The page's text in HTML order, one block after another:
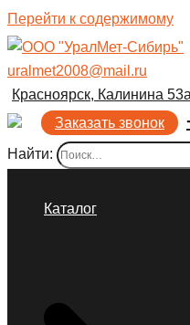
Перейти к содержимому
uralmet2008@mail.ru
Красноярск, Калинина
Заказать звонок
Найти:
Каталог